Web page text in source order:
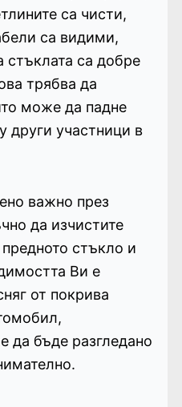
са чисти,
са видими,
стъклата са добре
трябва да
може да падне
други участници в
важно през
да изчистите
стъкло и
Ви е
от покрива
да бъде разгледано